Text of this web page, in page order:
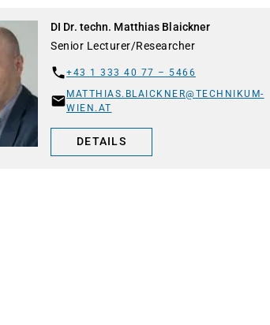
DI Dr. techn. Matthias Blaickner
Senior Lecturer/Researcher
+43 1 333 40 77 – 5466
MATTHIAS.BLAICKNER@TECHNIKUM-
WIEN.AT
DETAILS